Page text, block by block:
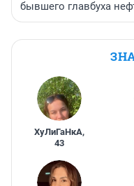
бывшего главбуха
ХуЛиГаНкА,
43